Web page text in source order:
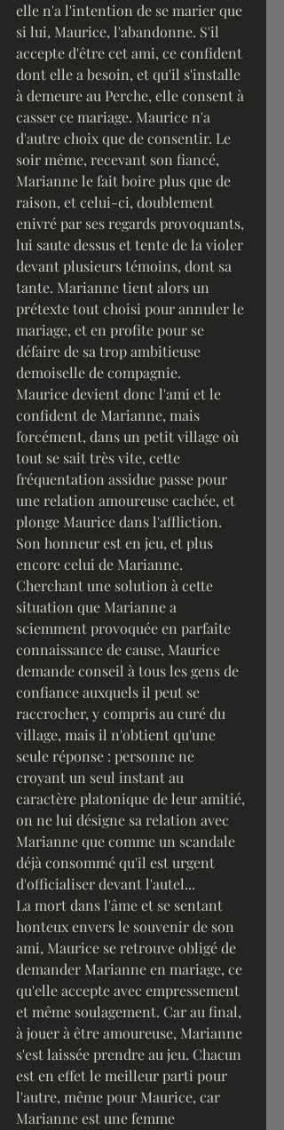
elle n'a l'intention de se marier que
si lui, Maurice, l'abandonne. S'il
accepte d'être cet ami, ce confident
dont elle a besoin, et qu'il s'installe
à demeure au Perche, elle consent à
casser ce mariage. Maurice n'a
d'autre choix que de consentir. Le
soir même, recevant son fiancé,
Marianne le fait boire plus que de
raison, et celui-ci, doublement
enivré par ses regards provoquants,
lui saute dessus et tente de la violer
devant plusieurs témoins, dont sa
tante. Marianne tient alors un
prétexte tout choisi pour annuler le
mariage, et en profite pour se
défaire de sa trop ambitieuse
demoiselle de compagnie.
Maurice devient donc l'ami et le
confident de Marianne, mais
forcément, dans un petit village où
tout se sait très vite, cette
fréquentation assidue passe pour
une relation amoureuse cachée, et
plonge Maurice dans l'affliction.
Son honneur est en jeu, et plus
encore celui de Marianne.
Cherchant une solution à cette
situation que Marianne a
sciemment provoquée en parfaite
connaissance de cause, Maurice
demande conseil à tous les gens de
confiance auxquels il peut se
raccrocher, y compris au curé du
village, mais il n'obtient qu'une
seule réponse : personne ne
croyant un seul instant au
caractère platonique de leur amitié,
on ne lui désigne sa relation avec
Marianne que comme un scandale
déjà consommé qu'il est urgent
d'officialiser devant l'autel...
La mort dans l'âme et se sentant
honteux envers le souvenir de son
ami, Maurice se retrouve obligé de
demander Marianne en mariage, ce
qu'elle accepte avec empressement
et même soulagement. Car au final,
à jouer à être amoureuse, Marianne
s'est laissée prendre au jeu. Chacun
est en effet le meilleur parti pour
l'autre, même pour Maurice, car
Marianne est une femme